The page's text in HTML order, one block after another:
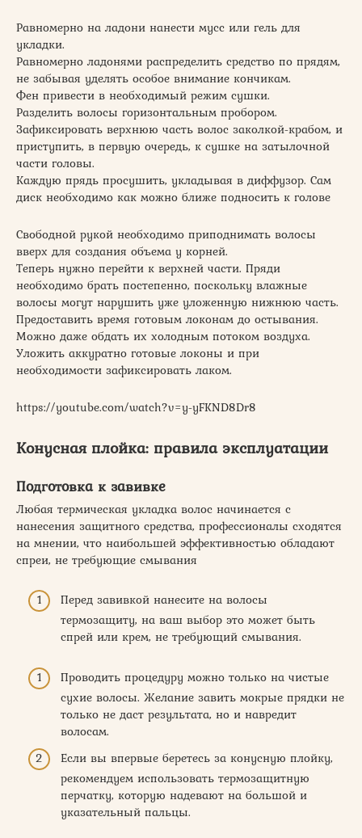
Равномерно на ладони нанести мусс или гель для
укладки.
Равномерно ладонями распределить средство по прядям,
не забывая уделять особое внимание кончикам.
Фен привести в необходимый режим сушки.
Разделить волосы горизонтальным пробором.
Зафиксировать верхнюю часть волос заколкой-крабом, и
приступить, в первую очередь, к сушке на затылочной
части головы.
Каждую прядь просушить, укладывая в диффузор. Сам
диск необходимо как можно ближе подносить к голове
Свободной рукой необходимо приподнимать волосы
вверх для создания объема у корней.
Теперь нужно перейти к верхней части. Пряди
необходимо брать постепенно, поскольку влажные
волосы могут нарушить уже уложенную нижнюю часть.
Предоставить время готовым локонам до остывания.
Можно даже обдать их холодным потоком воздуха.
Уложить аккуратно готовые локоны и при
необходимости зафиксировать лаком.
https://youtube.com/watch?v=y-yFKND8Dr8
Конусная плойка: правила эксплуатации
Подготовка к завивке
Любая термическая укладка волос начинается с
нанесения защитного средства, профессионалы сходятся
на мнении, что наибольшей эффективностью обладают
спреи, не требующие смывания
Перед завивкой нанесите на волосы
термозащиту, на ваш выбор это может быть
спрей или крем, не требующий смывания.
Проводить процедуру можно только на чистые
сухие волосы. Желание завить мокрые прядки не
только не даст результата, но и навредит
волосам.
Если вы впервые беретесь за конусную плойку,
рекомендуем использовать термозащитную
перчатку, которую надевают на большой и
указательный пальцы.